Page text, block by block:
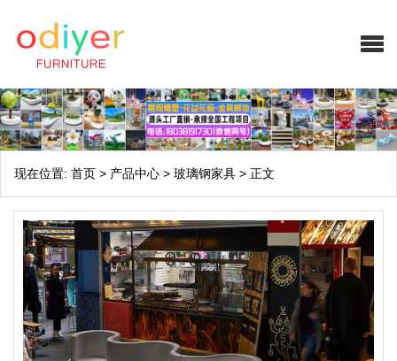
现在位置: 首页 > 产品中心 > 玻璃钢家具 > 正文